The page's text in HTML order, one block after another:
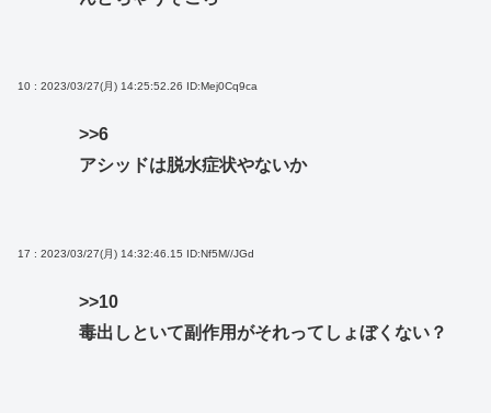
10 : 2023/03/27(月) 14:25:52.26 ID:Mej0Cq9ca
>>6
アシッドは脱水症状やないか
17 : 2023/03/27(月) 14:32:46.15 ID:Nf5M//JGd
>>10
毒出しといて副作用がそれってしょぼくない？